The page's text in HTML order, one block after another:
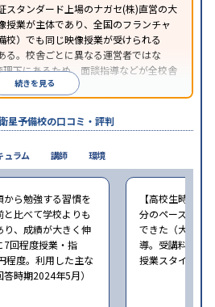
スタンダード上場のナガセ(株)直営の大
授業が主体であり、全国のフランチャ
校）でも同じ映像授業が受けられる
る。校舎ごとに異なる運営者ではな
下にあるため、面談指導などが全校舎
る。
社により指導方針や校舎のルールが異
みで判断するのではなく、担当者や
実績などを確認すると良いだろう。
続きを見る
星予備校の口コミ・評判
から勉強する習慣を
比べて学校よりも
、成績が大きく伸
7回程度授業・指
程度。利用した主な
時期2024年5月）
【高校生時の通
分のペースで進
できた（大学受
導。受講料は月
授業スタイル：
ュラム 講師 環境